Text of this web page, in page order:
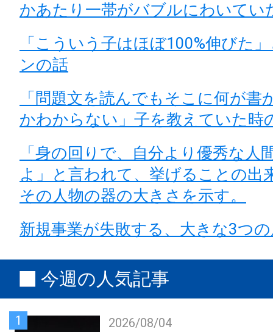
かあたり一帯がバブルにわいてい
「こういう子はほぼ100%伸びた
ンの話
「問題文を読んでもそこに何が書
かわからない」子を教えていた時
「身の回りで、自分より優秀な人
よ」と言われて、挙げることの出
その人物の器の大きさを示す。
新規事業が失敗する、大きな3つ
今週の人気記事
1 2026/08/04